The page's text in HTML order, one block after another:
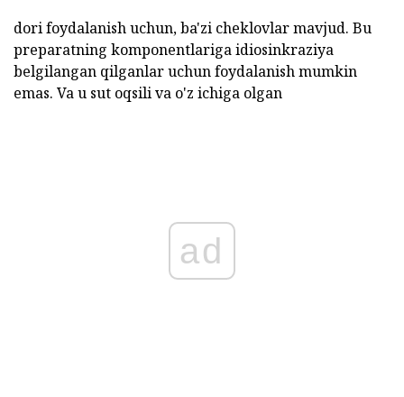
dori foydalanish uchun, ba'zi cheklovlar mavjud. Bu
preparatning komponentlariga idiosinkraziya
belgilangan qilganlar uchun foydalanish mumkin
emas. Va u sut oqsili va o'z ichiga olgan
ad